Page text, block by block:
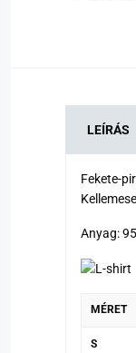
LEÍRÁS
Fekete-
Anyag:
MÉRET
S